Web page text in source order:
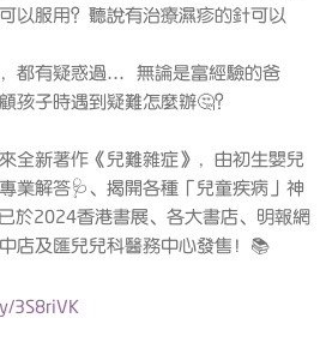
以服用？聽說有治療濕疹的針可以
都有疑惑過… 無論是富經驗的爸
孩子時遇到疑難怎麼辦🤔️？
全新著作《兒難雜症》，由初生嬰兒
業解答🩺、揭開各種「兒童疾病」神
於2024香港書展、各大書店、明報網
店及匯兒兒科醫務中心發售！📚
3S8riVK